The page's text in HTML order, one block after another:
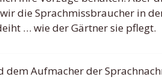
die Sprachmissbraucher in
… wie der Gärtner sie pflegt.
dem Aufmacher der